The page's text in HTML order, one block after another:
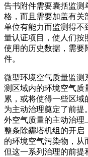
告书附件需要囊括监测
格，而且需要加盖有关
单位有能力而监测得不
量认证项目，使人们按
使用的历史数据，需要
件。
微型环境空气质量监测
测区域内的环境空气质
累，或将使得一些区
为主动治理奠定了前提
外空气质量的主动治理
整条除霾塔机组的开启
的环境空气污染物，从
但这一系列治理的前提